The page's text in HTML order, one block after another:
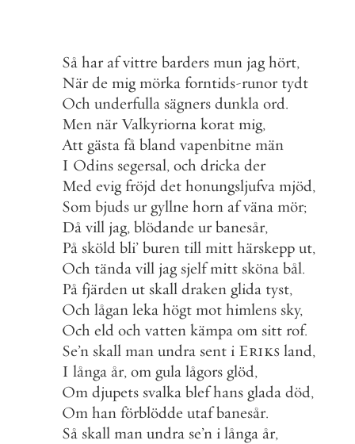
Så har af vittre barders mun jag hört,
När de mig mörka forntids-runor tydt
Och underfulla sägners dunkla ord.
Men när Valkyriorna korat mig,
Att gästa få bland vapenbitne män
I Odins segersal, och dricka der
Med evig fröjd det honungsljufva mjöd,
Som bjuds ur gyllne horn af väna mör;
Då vill jag, blödande ur banesår,
På sköld bli’ buren till mitt härskepp ut,
Och tända vill jag sjelf mitt sköna bål.
På fjärden ut skall draken glida tyst,
Och lågan leka högt mot himlens sky,
Och eld och vatten kämpa om sitt rof.
Se’n skall man undra sent i Eriks land,
I långa år, om gula lågors glöd,
Om djupets svalka blef hans glada död,
Om han förblödde utaf banesår.
Så skall man undra se’n i långa år,